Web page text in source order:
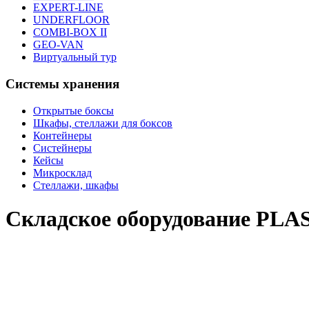
EXPERT-LINE
UNDERFLOOR
COMBI-BOX II
GEO-VAN
Виртуальный тур
Системы хранения
Открытые боксы
Шкафы, стеллажи для боксов
Контейнеры
Систейнеры
Кейсы
Микросклад
Стеллажи, шкафы
Складское оборудование